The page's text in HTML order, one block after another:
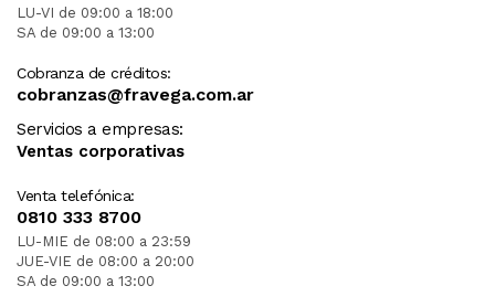
LU-VI de 09:00 a 18:00
SA de 09:00 a 13:00
Cobranza de créditos:
cobranzas@fravega.com.ar
Servicios a empresas:
Ventas corporativas
Venta telefónica:
0810 333 8700
LU-MIE de 08:00 a 23:59
JUE-VIE de 08:00 a 20:00
SA de 09:00 a 13:00